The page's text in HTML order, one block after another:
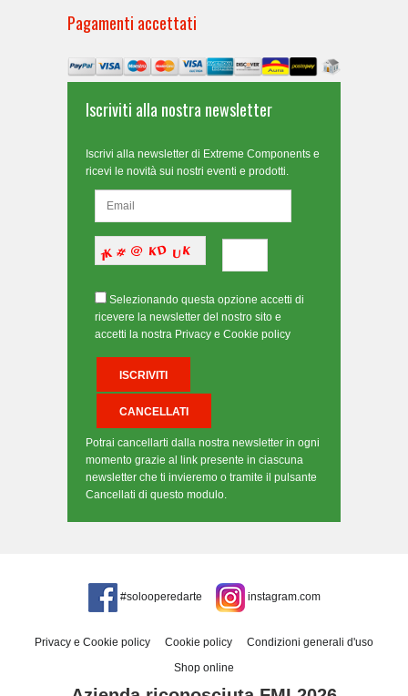
Pagamenti accettati
Iscriviti alla nostra newsletter
Iscrivi alla newsletter di Extreme Components e
ricevi le novità sui nostri eventi e prodotti.
Selezionando questa opzione accetti di
ricevere la newsletter del nostro sito e
accetti la nostra Privacy e Cookie policy
Potrai cancellarti dalla nostra newsletter in ogni
momento grazie al link presente in ciascuna
newsletter che ti invieremo o tramite il pulsante
Cancellati di questo modulo.
#solooperedarte instagram.com
Privacy e Cookie policy Cookie policy
Condizioni generali d'uso
Shop online